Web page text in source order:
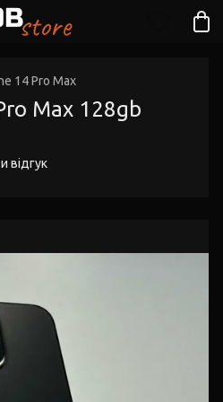
14 Pro Max
Max 128gb
відгук